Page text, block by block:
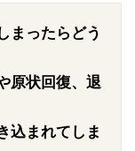
まったらどう
原状回復、退
込まれてしま